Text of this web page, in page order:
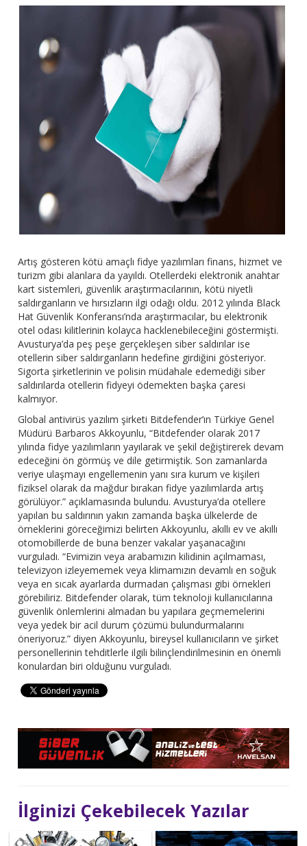
Artış gösteren kötü amaçlı fidye yazılımları finans, hizmet ve
turizm gibi alanlara da yayıldı. Otellerdeki elektronik anahtar
kart sistemleri, güvenlik araştırmacılarının, kötü niyetli
saldırganların ve hırsızların ilgi odağı oldu. 2012 yılında Black
Hat Güvenlik Konferansı’nda araştırmacılar, bu elektronik
otel odası kilitlerinin kolayca hacklenebileceğini göstermişti.
Avusturya’da peş peşe gerçekleşen siber saldırılar ise
otellerin siber saldırganların hedefine girdiğini gösteriyor.
Sigorta şirketlerinin ve polisin müdahale edemediği siber
saldırılarda otellerin fidyeyi ödemekten başka çaresi
kalmıyor.
Global antivirüs yazılım şirketi Bitdefender’ın Türkiye Genel
Müdürü Barbaros Akkoyunlu, “Bitdefender olarak 2017
yılında fidye yazılımların yayılarak ve şekil değiştirerek devam
edeceğini ön görmüş ve dile getirmiştik. Son zamanlarda
veriye ulaşmayı engellemenin yanı sıra kurum ve kişileri
fiziksel olarak da mağdur bırakan fidye yazılımlarda artış
görülüyor.” açıklamasında bulundu. Avusturya’da otellere
yapılan bu saldırının yakın zamanda başka ülkelerde de
örneklerini göreceğimizi belirten Akkoyunlu, akıllı ev ve akıllı
otomobillerde de buna benzer vakalar yaşanacağını
vurguladı. “Evimizin veya arabamızın kilidinin açılmaması,
televizyon izleyememek veya klimamızın devamlı en soğuk
veya en sıcak ayarlarda durmadan çalışması gibi örnekleri
görebiliriz. Bitdefender olarak, tüm teknoloji kullanıcılarına
güvenlik önlemlerini almadan bu yapılara geçmemelerini
veya yedek bir acil durum çözümü bulundurmalarını
öneriyoruz.” diyen Akkoyunlu, bireysel kullanıcıların ve şirket
personellerinin tehditlerle ilgili bilinçlendirilmesinin en önemli
konulardan biri olduğunu vurguladı.
İlginizi Çekebilecek Yazılar